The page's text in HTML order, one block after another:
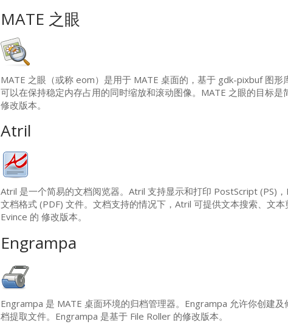
MATE 之眼
MATE 之眼（或称 eom）是用于 MATE 桌面的，基于 gdk-pixbuf 图形
可以在保持稳定内存占用的同时缩放和滚动图像。 MATE 之眼的目标是
修改版本。
Atril
Atril 是一个简易的文档阅览器。Atril 支持显示和打印 PostScript (PS)
文档格式 (PDF) 文件。文档支持的情况下，Atril 可提供文本搜索、文
Evince 的 修改版本。
Engrampa
Engrampa 是 MATE 桌面环境的归档管理器。Engrampa 允许你创建
档提取文件。Engrampa 是基于 File Roller 的修改版本。